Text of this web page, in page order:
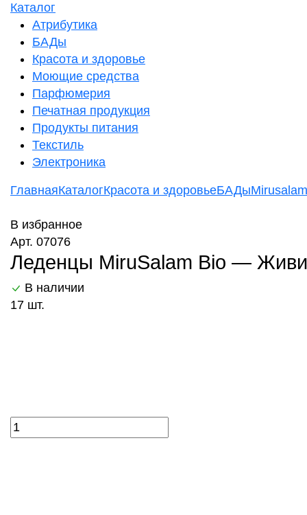
Каталог
Атрибутика
БАДы
Красота и здоровье
Моющие средства
Парфюмерия
Печатная продукция
Продукты питания
Текстиль
Электроника
ГлавнаяКаталогКрасота и здоровьеБАДыMirusalam
В избранное
Арт. 07076
Леденцы MiruSalam Bio —
В наличии
17 шт.